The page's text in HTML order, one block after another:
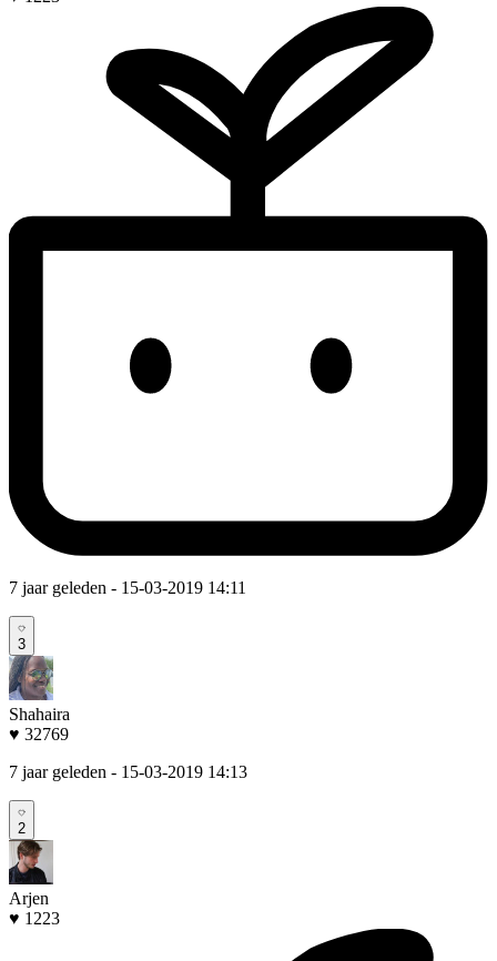
7 jaar geleden - 15-03-2019 14:11
3
Shahaira
♥ 32769
7 jaar geleden - 15-03-2019 14:13
2
Arjen
♥ 1223